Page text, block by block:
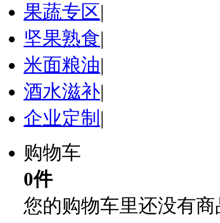
果蔬专区|
坚果熟食|
米面粮油|
酒水滋补|
企业定制|
购物车
0件
您的购物车里还没有